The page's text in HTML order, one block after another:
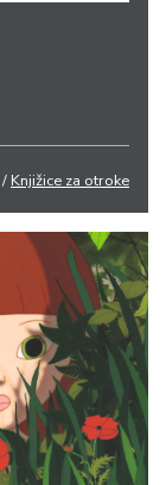
/ Knjižice za otroke